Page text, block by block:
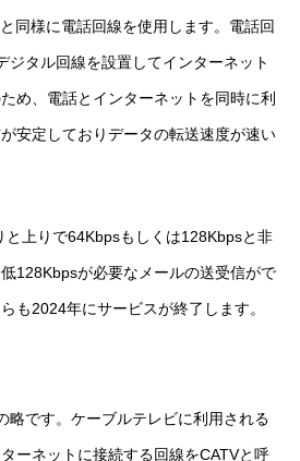
同様に電話回線を使用します。電話回
ジタル回線を設置してインターネット
め、電話とインターネットを同時に利
安定しておりデータの転送速度が速い
と上りで64Kbpsもしくは128Kbpsと非
128Kbpsが必要なメールの送受信がで
も2024年にサービスが終了します。
略です。ケーブルテレビに利用される
ーネットに接続する回線をCATVと呼